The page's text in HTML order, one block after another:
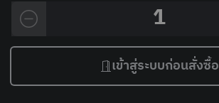
1
เข้าสู่ระบบก่อนสั่งซื้อ